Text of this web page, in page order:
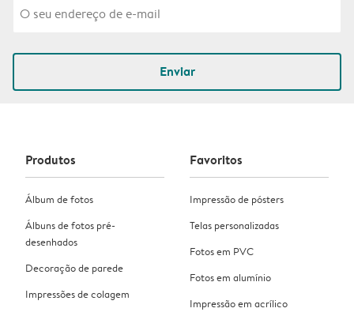
Enviar
Produtos
Álbum de fotos
Álbuns de fotos pré-
desenhados
Decoração de parede
Impressões de colagem
Favoritos
Impressão de pósters
Telas personalizadas
Fotos em PVC
Fotos em alumínio
Impressão em acrílico